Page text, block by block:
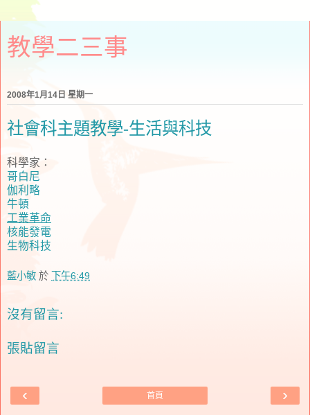
教學二三事
2008年1月14日 星期一
社會科主題教學-生活與科技
科學家：
哥白尼
伽利略
牛頓
工業革命
核能發電
生物科技
藍小敏 於 下午6:49
沒有留言:
張貼留言
‹ ›
首頁